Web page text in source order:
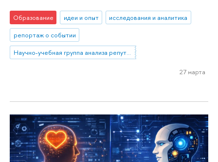
Образование идеи и опыт
исследования и аналитика
репортаж о событии
Научно-учебная группа анализа репутационных эффектов топ-менеджмента банков
27 марта